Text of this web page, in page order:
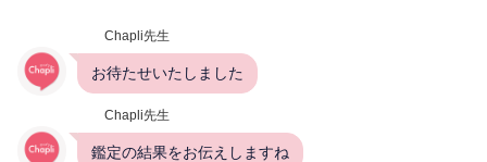
Chapli先生
お待たせいたしました
Chapli先生
鑑定の結果をお伝えしますね